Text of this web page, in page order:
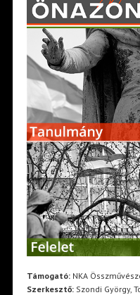
Támogató:NKA
Szerkesztő:Szondi György,